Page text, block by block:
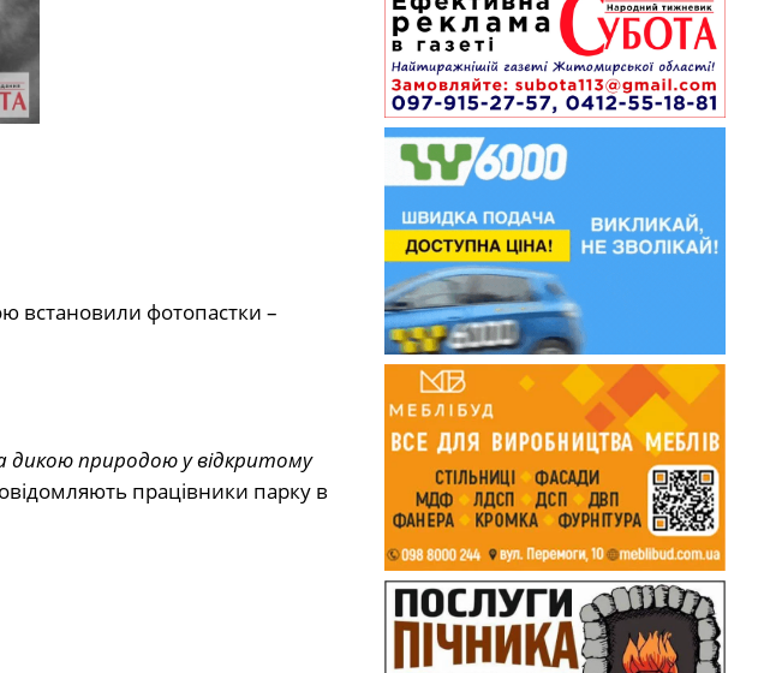
встановили фотопастки –
дикою природою у відкритому
працівники парку в